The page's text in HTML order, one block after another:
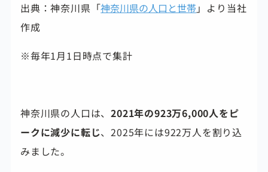
出典：神奈川県「神奈川県の人口と世帯」より当社
作成
※毎年1月1日時点で集計
神奈川県の人口は、2021年の923万6,000人をピ
ークに減少に転じ、2025年には922万人を割り込
みました。